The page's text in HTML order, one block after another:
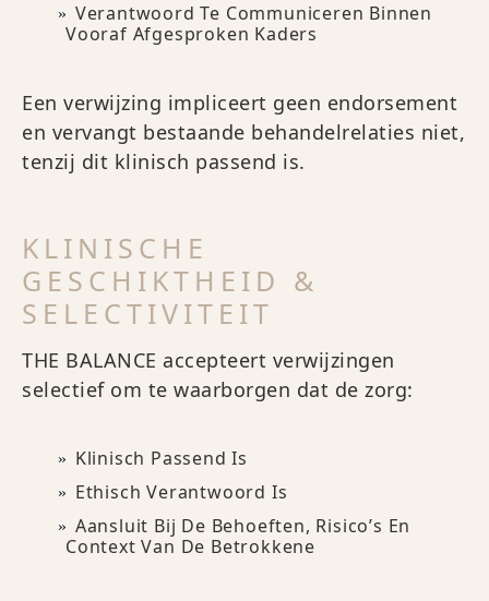
Verantwoord Te Communiceren Binnen
Vooraf Afgesproken Kaders
Een verwijzing impliceert geen endorsement
en vervangt bestaande behandelrelaties niet,
tenzij dit klinisch passend is.
KLINISCHE
GESCHIKTHEID &
SELECTIVITEIT
THE BALANCE accepteert verwijzingen
selectief om te waarborgen dat de zorg:
Klinisch Passend Is
Ethisch Verantwoord Is
Aansluit Bij De Behoeften, Risico’s En
Context Van De Betrokkene